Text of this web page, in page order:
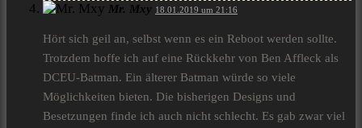
Mr. Mxy 18.01.2019 um 21:16
Hört sich geil an, selbst wenn es ein Reboot werden sollte.
Trotzdem hoffe ich auf eine Rückkehr von Ben Affleck als
DCEU-Batman. Ein älterer Batman würde so viele
Möglichkeiten bieten. Die bisherigen Designs und
Besetzungen finde ich auch nicht schlecht. Es gab zwar viel